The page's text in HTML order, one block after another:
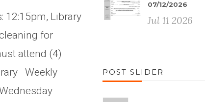
12:15pm, Library
for
attend (4)
Weekly
07/12/2026
Jul 11 2026
POST SLIDER